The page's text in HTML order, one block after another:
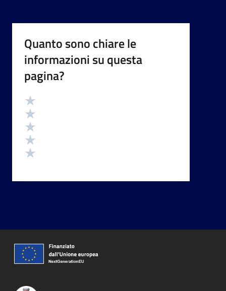
Quanto sono chiare le
informazioni su questa
pagina?
Valutazione